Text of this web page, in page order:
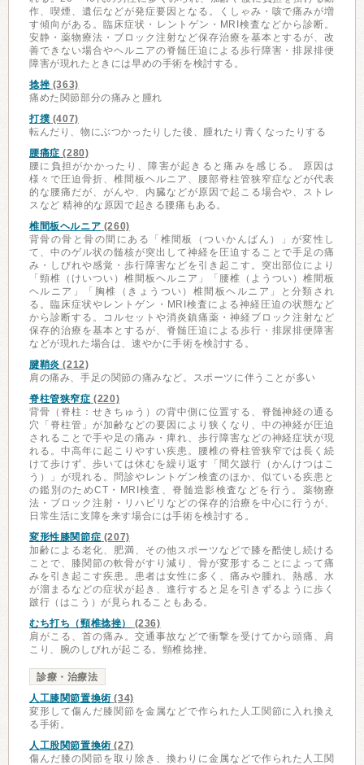
作、喫煙、遺伝などが発症要因となる。くしゃみ・咳で痛みが増
す傾向がある。臨床症状・レントゲン・MRI検査などから診断。
安静・薬物療法・ブロック注射など保存治療を基本とするが、改
善できない場合やヘルニアの脊髄圧迫による歩行障害・排尿排便
障害が現れたときには早めの手術を検討する。
捻挫 (363)
痛めた関節部分の痛みと腫れ
打撲 (407)
転んだり、物にぶつかったりした後、腫れたり青くなったりする
腰痛症 (280)
腰に負担がかかったり、障害が起きると痛みを感じる。 原因は
様々で圧迫骨折、椎間板ヘルニア、腰部脊柱管狭窄症などが代表
的な腰痛だが、がんや、内臓などが原因で起こる場合や、ストレ
スなど 精神的な原因で起きる腰痛もある。
椎間板ヘルニア (260)
背骨の骨と骨の間にある「椎間板（ついかんばん）」が変性し
て、中のゲル状の髄核が突出して神経を圧迫することで手足の痛
み・しびれや感覚・歩行障害などを引き起こす。突出部位により
「頸椎（けいつい）椎間板ヘルニア」「腰椎（ようつい）椎間板
ヘルニア」「胸椎（きょうつい）椎間板ヘルニア」と分類され
る。臨床症状やレントゲン・MRI検査による神経圧迫の状態など
から診断する。コルセットや消炎鎮痛薬・神経ブロック注射など
保存的治療を基本とするが、脊髄圧迫による歩行・排尿排便障害
などが現れた場合は、速やかに手術を検討する。
腱鞘炎 (212)
肩の痛み、手足の関節の痛みなど。スポーツに伴うことが多い
脊柱管狭窄症 (220)
背骨（脊柱：せきちゅう）の背中側に位置する、脊髄神経の通る
穴「脊柱管」が加齢などの要因により狭くなり、中の神経が圧迫
されることで手や足の痛み・痺れ、歩行障害などの神経症状が現
れる。中高年に起こりやすい疾患。腰椎の脊柱管狭窄では長く続
けて歩けず、歩いては休むを繰り返す「間欠跛行（かんけつはこ
う）」が現れる。問診やレントゲン検査のほか、似ている疾患と
の鑑別のためCT・MRI検査、脊髄造影検査などを行う。薬物療
法・ブロック注射・リハビリなどの保存的治療を中心に行うが、
日常生活に支障を来す場合には手術を検討する。
変形性膝関節症 (207)
加齢による老化、肥満、その他スポーツなどで膝を酷使し続ける
ことで、膝関節の軟骨がすり減り、骨が変形することによって痛
みを引き起こす疾患。患者は女性に多く、痛みや腫れ、熱感、水
が溜まるなどの症状が起き、進行すると足を引きずるように歩く
跛行（はこう）が見られることもある。
むち打ち（頸椎捻挫）
(236)
肩がこる、首の痛み。交通事故などで衝撃を受けてから頭痛、肩
こり、腕のしびれが起こる。頸椎捻挫。
診療・治療法
人工膝関節置換術 (34)
変形して傷んだ膝関節を金属などで作られた人工関節に入れ換え
る手術。
人工股関節置換術 (27)
傷んだ膝の関節を取り除き、換わりに金属などで作られた人工関